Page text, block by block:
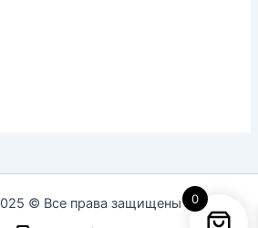
© Все права защищены 0